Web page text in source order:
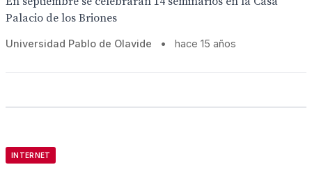
Palacio de los Briones
Universidad Pablo de Olavide • hace 15 años
INTERNET